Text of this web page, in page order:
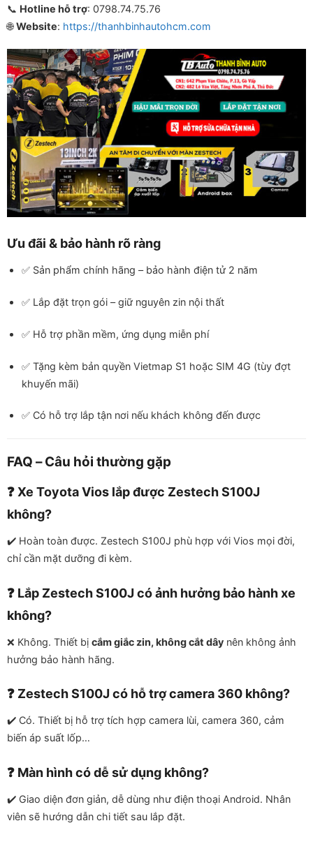
📞 Hotline hỗ trợ: 0798.74.75.76
🌐Website: https://thanhbinhautohcm.com
Ưu đãi & bảo hành rõ ràng
✅ Sản phẩm chính hãng – bảo hành điện tử 2 năm
✅ Lắp đặt trọn gói – giữ nguyên zin nội thất
✅ Hỗ trợ phần mềm, ứng dụng miễn phí
✅ Tặng kèm bản quyền Vietmap S1 hoặc SIM 4G (tùy đợt
khuyến mãi)
✅ Có hỗ trợ lắp tận nơi nếu khách không đến được
FAQ – Câu hỏi thường gặp
❓ Xe Toyota Vios lắp được Zestech S100J
không?
✔️ Hoàn toàn được. Zestech S100J phù hợp với Vios mọi đời,
chỉ cần mặt dưỡng đi kèm.
❓ Lắp Zestech S100J có ảnh hưởng bảo hành xe
không?
❌ Không. Thiết bị cắm giắc zin, không cắt dây nên không ảnh
hưởng bảo hành hãng.
❓ Zestech S100J có hỗ trợ camera 360 không?
✔️ Có. Thiết bị hỗ trợ tích hợp camera lùi, camera 360, cảm
biến áp suất lốp…
❓ Màn hình có dễ sử dụng không?
✔️ Giao diện đơn giản, dễ dùng như điện thoại Android. Nhân
viên sẽ hướng dẫn chi tiết sau lắp đặt.